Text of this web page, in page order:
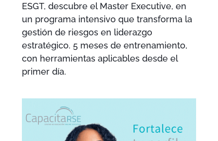
ESGT, descubre el Master Executive, en
un programa intensivo que transforma la
gestión de riesgos en liderazgo
estratégico. 5 meses de entrenamiento,
con herramientas aplicables desde el
primer día.